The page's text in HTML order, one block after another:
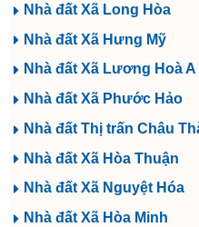
Nhà đất Xã Long Hòa
Nhà đất Xã Hưng Mỹ
Nhà đất Xã Lương Hoà A
Nhà đất Xã Phước Hảo
Nhà đất Thị trấn Châu
Nhà đất Xã Hòa Thuận
Nhà đất Xã Nguyệt Hóa
Nhà đất Xã Hòa Minh